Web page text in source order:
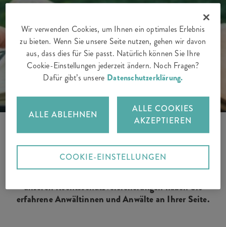
Stress mit dem Arbeitgeber, Puff mit dem Nachbarn
unseren Rechtsschutzversicherungen haben Sie
erfahrene Anwältinnen und Anwälte an Ihrer Seite.
Wir verwenden Cookies, um Ihnen ein optimales Erlebnis
zu bieten. Wenn Sie unsere Seite nutzen, gehen wir davon
aus, dass dies für Sie passt. Natürlich können Sie Ihre
Cookie-Einstellungen jederzeit ändern. Noch Fragen?
Dafür gibt’s unsere Datenschutzerklärung.
ALLE ABLEHNEN
ALLE COOKIES
AKZEPTIEREN
COOKIE-EINSTELLUNGEN